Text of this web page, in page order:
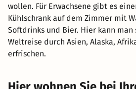
wollen. Für Erwachsene gibt es
Kühlschrank auf dem Zimmer mit
Softdrinks und Bier. Hier kann man
Weltreise durch Asien, Alaska,
erfrischen.